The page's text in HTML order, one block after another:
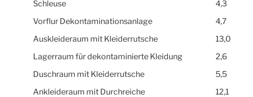
Schleuse
4,3
Vorflur Dekontaminationsanlage
4,7
Auskleideraum mit Kleiderrutsche
13,0
Lagerraum für dekontaminierte Kleidung
2,6
Duschraum mit Kleiderrutsche
5,5
Ankleideraum mit Durchreiche
12,1